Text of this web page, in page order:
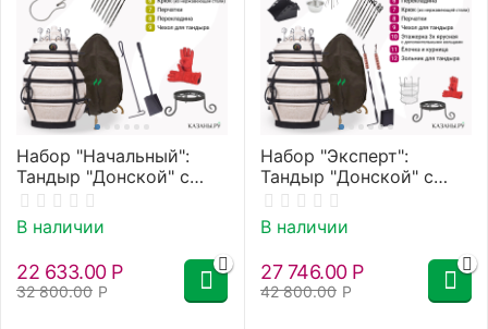
Набор "Начальный":
Тандыр "Донской" с
термометром, с
откидной крышкой" +
аксессуары
В наличии
32 800.00 Р
22 633.00 Р
Набор "Эксперт":
Тандыр "Донской" с
термометром, с
откидной крышкой" +
аксессуары
В наличии
42 800.00 Р
27 746.00 Р